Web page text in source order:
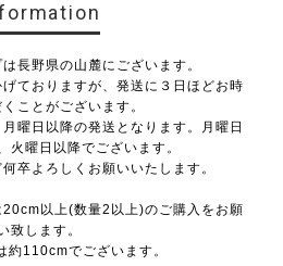
長野県の山麓にございます。
ておりますが、発送に３日ほどお時
ことがございます。
曜日以降の発送となります。月曜日
火曜日以降でございます。
卒よろしくお願いいたします。
以上(数量2以上)のご購入をお願
致します。
約110cmでございます。